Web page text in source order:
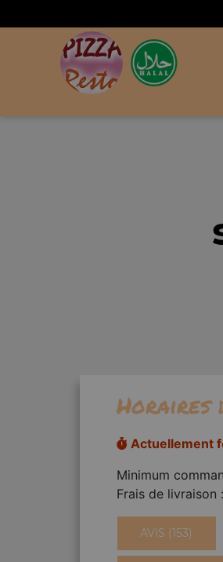
Horaires
Actuellement
Minimum
Frais de livraison :
AVIS (153)